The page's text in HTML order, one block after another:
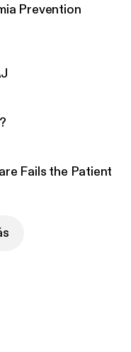
advocacy
vascular access
Prevention
Fails the Patient